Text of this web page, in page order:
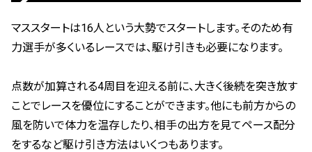
マススタートは16人という大勢でスタートします。そのため有
力選手が多くいるレースでは、駆け引きも必要になります。
点数が加算される4周目を迎える前に、大きく後続を突き放す
ことでレースを優位にすることができます。他にも前方からの
風を防いで体力を温存したり、相手の出方を見てペース配分
をするなど駆け引き方法はいくつもあります。